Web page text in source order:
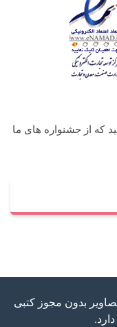
که از جشنواره های ما
بدون مجوز کتبی